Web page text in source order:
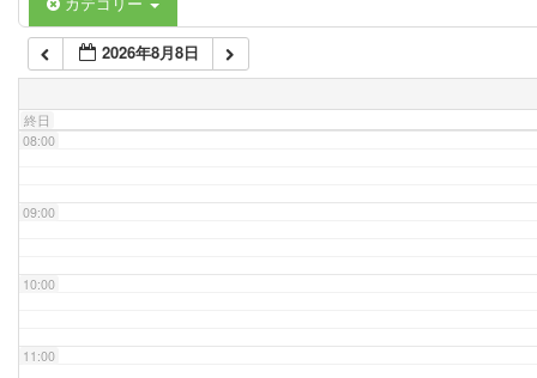
2026年8月8日
終日
07:00
08:00
09:00
10:00
11:00